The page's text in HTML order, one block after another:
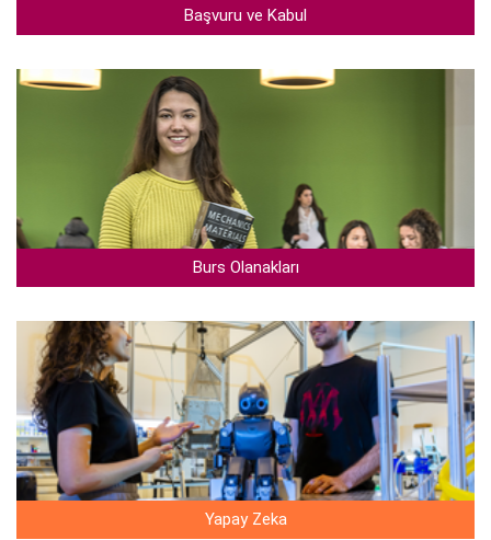
Başvuru ve Kabul
Burs Olanakları
Yapay Zeka